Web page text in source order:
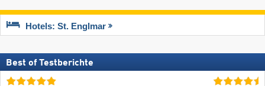
Hotels: St. Englmar
Best of Testberichte